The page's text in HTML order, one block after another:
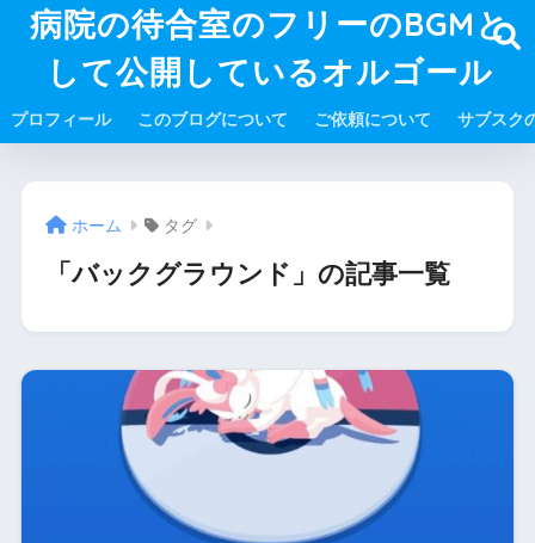
病院の待合室のフリーのBGMと
して公開しているオルゴール
プロフィール このブログについて ご依頼について サブスク
ホーム タグ
「バックグラウンド」の記事一覧